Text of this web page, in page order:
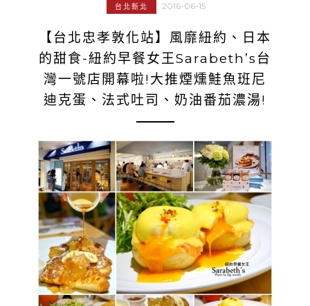
台北新北 2016-06-15
【台北忠孝敦化站】風靡紐約、日本
的甜食-紐約早餐女王Sarabeth’s台
灣一號店開幕啦!大推煙燻鮭魚班尼
迪克蛋、法式吐司、奶油番茄濃湯!